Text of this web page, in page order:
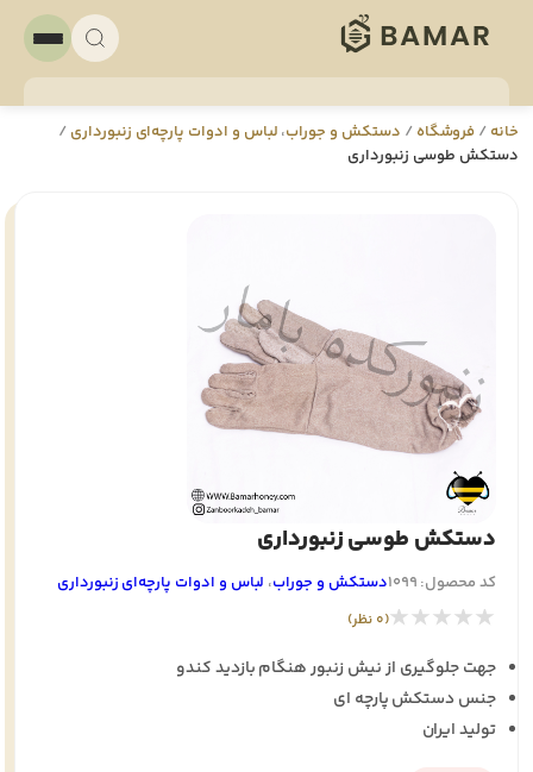
خانه/ فروشگاه/ دستکش و جوراب، لباس و ادوات پارچه‌ای زنبورداری/
دستکش طوسی زنبورداری
دستکش طوسی زنبورداری
کد محصول: 1099 دستکش و جوراب، لباس و ادوات پارچه‌ای زنبورداری
★★★★★(0 نظر)
جهت جلوگیری از نیش زنبور هنگام بازدید کندو
جنس دستکش پارچه ای
تولید ایران